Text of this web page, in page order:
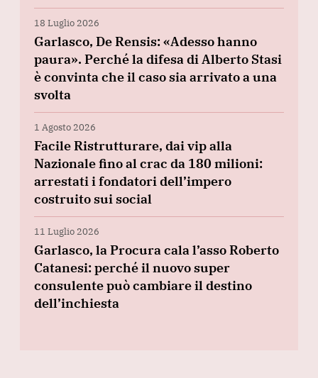
18 Luglio 2026
Garlasco, De Rensis: «Adesso hanno
paura». Perché la difesa di Alberto Stasi
è convinta che il caso sia arrivato a una
svolta
1 Agosto 2026
Facile Ristrutturare, dai vip alla
Nazionale fino al crac da 180 milioni:
arrestati i fondatori dell’impero
costruito sui social
11 Luglio 2026
Garlasco, la Procura cala l’asso Roberto
Catanesi: perché il nuovo super
consulente può cambiare il destino
dell’inchiesta